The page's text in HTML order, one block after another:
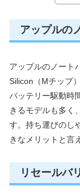
アップルの
アップルのノート
Silicon（Mチップ
バッテリー駆動時
きるモデルも多く
す。持ち運びのし
きなメリットと言
リセールバ